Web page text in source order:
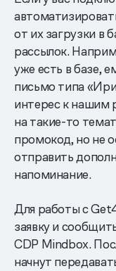
от их загрузки в
рассылок.
уже есть в базе,
письмо типа
интерес к нашим
на такие-то
промокод, но не
отправить
напоминание.
Для работы с
заявку и
CDP Mindbox.
начнут